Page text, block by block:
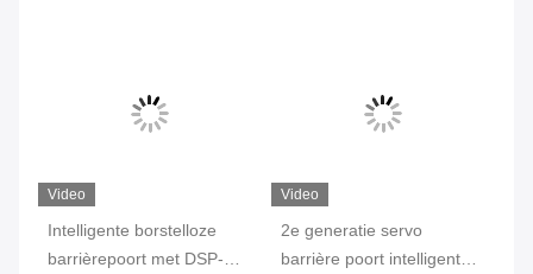
Video
Intelligente borstelloze
barrièrepoort met DSP-
Video
2e generatie servo
barrière poort intelligente